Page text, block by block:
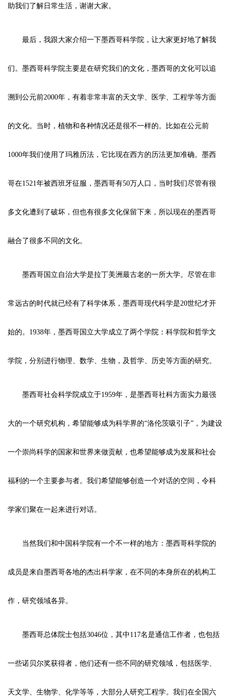
助我们了解日常生活，谢谢大家。
最后，我跟大家介绍一下墨西哥科学院，让大家更好地了解我
们。墨西哥科学院主要是在研究我们的文化，墨西哥的文化可以追
溯到公元前2000年，有着非常丰富的天文学、医学、工程学等方面
的文化。当时，植物和各种情况还是很不一样的。比如在公元前
1000年我们使用了玛雅历法，它比现在西方的历法更加准确。墨西
哥在1521年被西班牙征服，墨西哥有50万人口，当时我们尽管有很
多文化遭到了破坏，但也有很多文化保留下来，所以现在的墨西哥
融合了很多不同的文化。
墨西哥国立自治大学是拉丁美洲最古老的一所大学。尽管在非
常远古的时代就已经有了科学体系，墨西哥现代科学是20世纪才开
始的。1938年，墨西哥国立大学成立了两个学院：科学院和哲学文
学院，分别进行物理、数学、生物，及哲学、历史等方面的研究。
墨西哥社会科学院成立于1959年，是墨西哥社科方面实力最强
大的一个研究机构，希望能够成为科学界的“洛伦茨吸引子”，为建设
一个崇尚科学的国家和世界来做贡献，也希望能够成为发展和社会
福利的一个主要参与者。我们希望能够创造一个对话的空间，令科
学家们聚在一起来进行对话。
当然我们和中国科学院有一个不一样的地方：墨西哥科学院的
成员是来自墨西哥各地的杰出科学家，在不同的本身所在的机构工
作，研究领域各异。
墨西哥总体院士包括3046位，其中117名是通信工作者，也包括
一些诺贝尔奖获得者，他们还有一些不同的研究领域，包括医学、
天文学、生物学、化学等等，大部分人研究工程学。我们在全国六